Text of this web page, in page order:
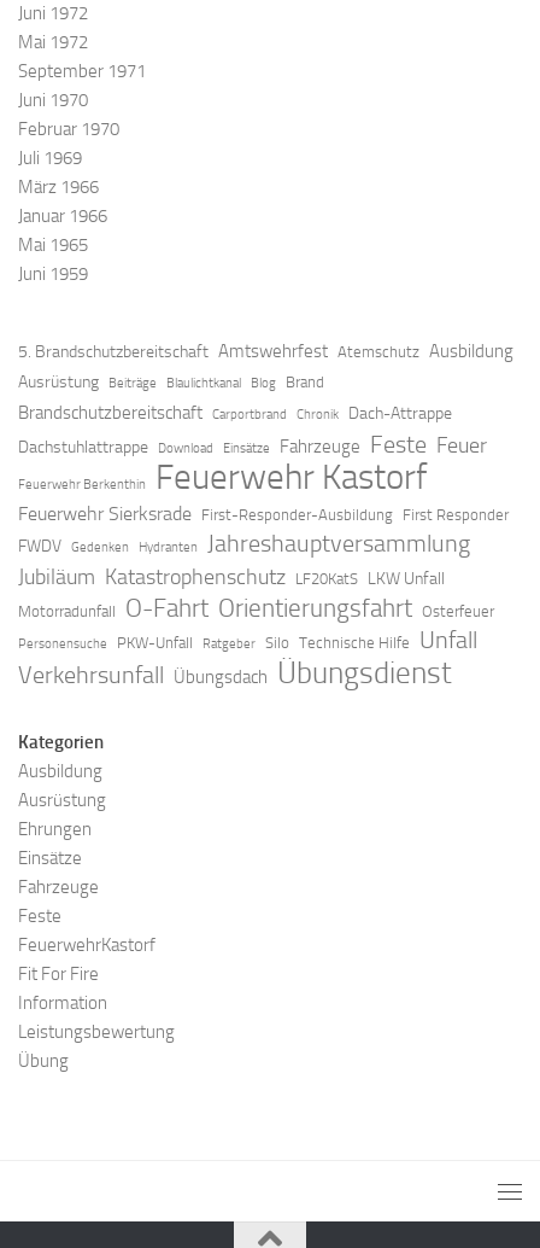
Juni 1972
Mai 1972
September 1971
Juni 1970
Februar 1970
Juli 1969
März 1966
Januar 1966
Mai 1965
Juni 1959
5. Brandschutzbereitschaft Amtswehrfest Atemschutz Ausbildung
Ausrüstung Beiträge Blaulichtkanal Blog Brand
Brandschutzbereitschaft Carportbrand Chronik
Dach-Attrappe
Dachstuhlattrappe
Download Einsätze Fahrzeuge Feste Feuer
Feuerwehr Berkenthin Feuerwehr Kastorf
Feuerwehr Sierksrade First-Responder-Ausbildung First Responder
FWDV Gedenken Hydranten Jahreshauptversammlung
Jubiläum Katastrophenschutz LF20KatS LKW Unfall
Motorradunfall O-Fahrt Orientierungsfahrt Osterfeuer
Personensuche PKW-Unfall Ratgeber Silo Technische Hilfe Unfall
Verkehrsunfall Übungsdach Übungsdienst
Kategorien
Ausbildung
Ausrüstung
Ehrungen
Einsätze
Fahrzeuge
Feste
FeuerwehrKastorf
Fit For Fire
Information
Leistungsbewertung
Übung